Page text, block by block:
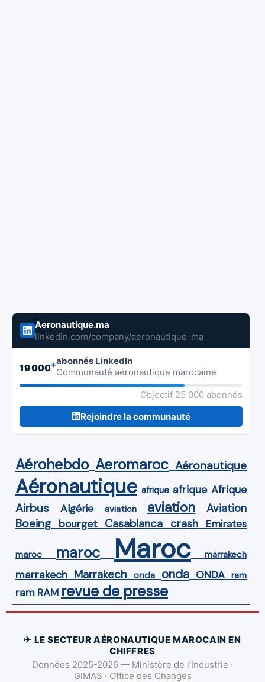
Aeronautique.ma
linkedin.com/company/aeronautique-ma
19 000+abonnés LinkedIn
Communauté aéronautique marocaine
Objectif 25 000 abonnés
Rejoindre la communauté
Aérohebdo Aeromaroc Aéronautique
Aéronautique afrique afrique Afrique
Airbus Algérie aviation aviation Aviation
Boeing bourget Casablanca crash Emirates
maroc maroc Maroc marrakech
marrakech Marrakech onda onda ONDA ram
ram RAM revue de presse
✈ LE SECTEUR AÉRONAUTIQUE MAROCAIN EN
CHIFFRES
Données 2025-2026 — Ministère de l'Industrie ·
GIMAS · Office des Changes